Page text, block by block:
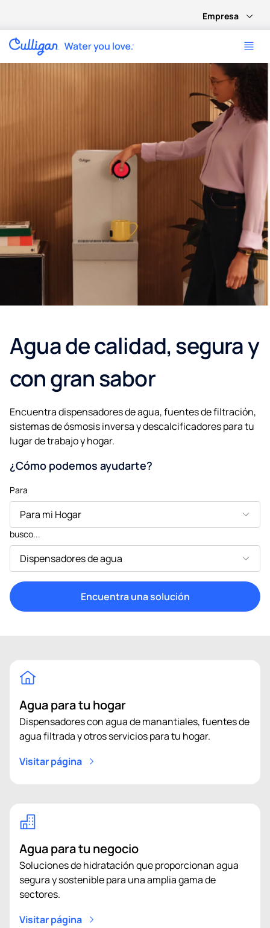
Empresa
Agua de calidad, segura y
con gran sabor
Encuentra dispensadores de agua, fuentes de filtración,
sistemas de ósmosis inversa y descalcificadores para tu
lugar de trabajo y hogar.
¿Cómo podemos ayudarte?
Para
Para
busco...
busco...
Encuentra una solución
Agua para tu hogar
Dispensadores con agua de manantiales, fuentes de
agua filtrada y otros servicios para tu hogar.
Visitar página
Agua para tu negocio
Soluciones de hidratación que proporcionan agua
segura y sostenible para una amplia gama de
sectores.
Visitar página